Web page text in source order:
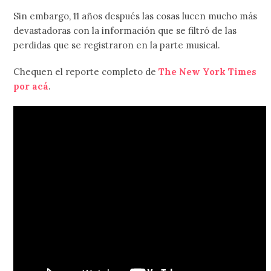
Sin embargo, 11 años después las cosas lucen mucho más
devastadoras con la información que se filtró de las
perdidas que se registraron en la parte musical.
Chequen el reporte completo deThe New York Times
por acá.